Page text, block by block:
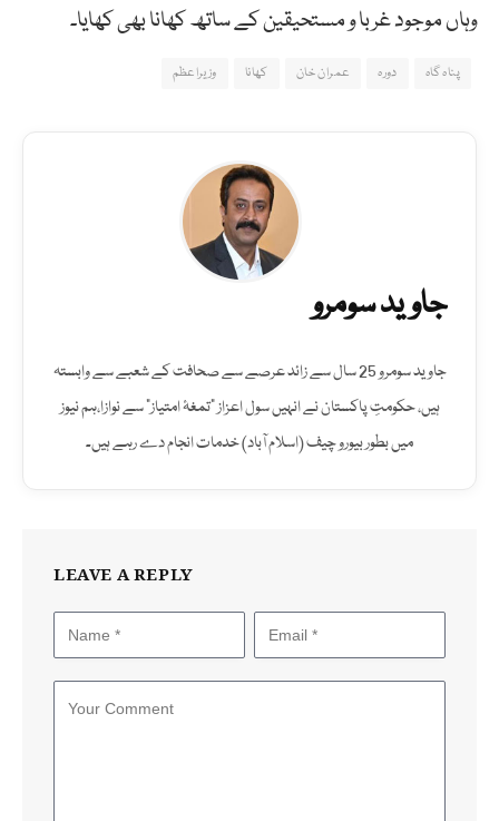
وہاں موجود غربا و مستحیقین کے ساتھ کھانا بھی کھایا۔
پناہ گاہ دورہ عمران خان کھانا وزیراعظم
جاوید سومرو
جاوید سومرو 25 سال سے زائد عرصے سے صحافت کے شعبے سے وابستہ
ہیں، حکومتِ پاکستان نے انہیں سول اعزاز "تمغۂ امتیاز" سے نوازا،ہم نیوز
میں بطور بیورو چیف (اسلام آباد) خدمات انجام دے رہے ہیں۔
LEAVE A REPLY